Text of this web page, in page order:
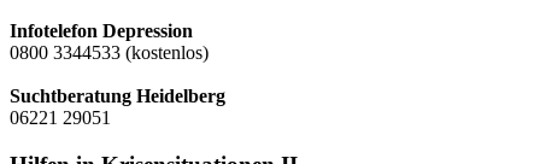
Infotelefon Depression
0800 3344533 (kostenlos)
Suchtberatung Heidelberg
06221 29051